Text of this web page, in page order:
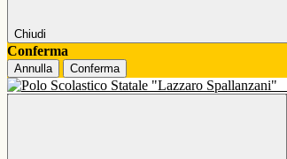
Chiudi
Conferma
Annulla Conferma